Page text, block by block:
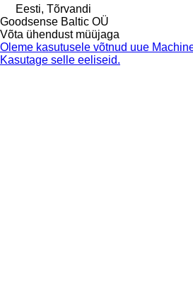
Eesti, Tõrvandi
Goodsense Baltic OÜ
Võta ühendust müüjaga
Oleme kasutusele võtnud uue
Kasutage selle eeliseid.